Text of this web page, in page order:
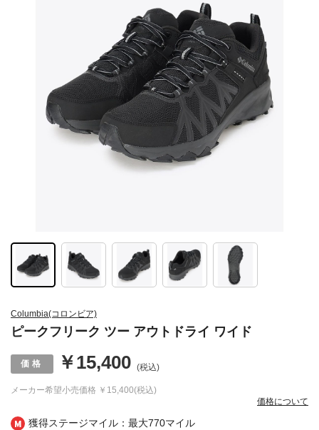
獲得ステージマイル：最大770マイル
Columbia(コロンビア)
ピークフリーク ツー アウトドライ ワイド
メーカー希望小売価格 ￥15,400(税込)
￥15,400 (税込)
価格について